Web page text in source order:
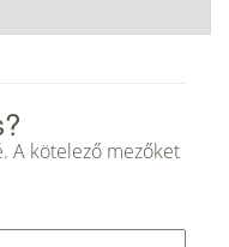
A kötelező mezőket